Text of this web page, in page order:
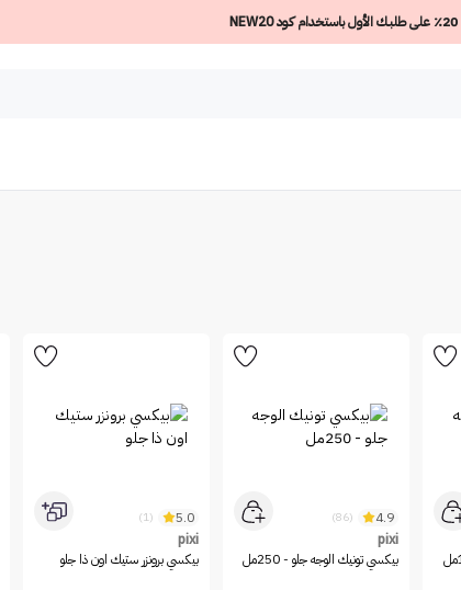
4.9
(86)
pixi
بيكسي تونيك الوجه جلو - 250مل
5.0
(1)
pixi
بيكسي برونزر ستيك اون ذا جلو